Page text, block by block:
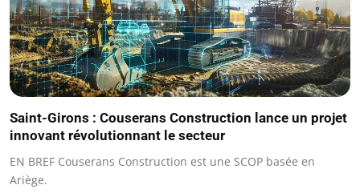
Saint-Girons : Couserans Construction lance un projet
innovant révolutionnant le secteur
EN BREF Couserans Construction est une SCOP basée en
Ariège.